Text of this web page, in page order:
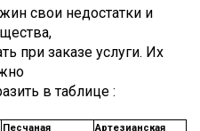
свои недостатки и
при заказе услуги. Их
в таблице :
Песчаная Артезианская